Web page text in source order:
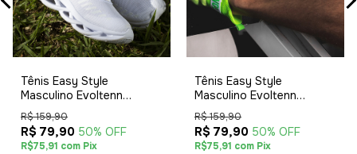
Tênis Easy Style
Masculino Evoltenn
Solado Trançado
Moderno Leve White
R$ 159,90
R$ 79,90 50% OFF
R$75,91 com Pix
Tênis Easy Style
Masculino Evoltenn
Solado Trançado
Moderno Leve Verde
R$ 159,90
R$ 79,90 50% OFF
R$75,91 com Pix